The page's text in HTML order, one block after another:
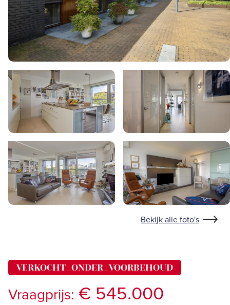
Bekijk alle foto's
VERKOCHT_ONDER_VOORBEHOUD
Vraagprijs: € 545.000